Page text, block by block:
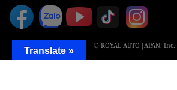
© ROYAL AUTO JAPAN, Inc.
Translate »